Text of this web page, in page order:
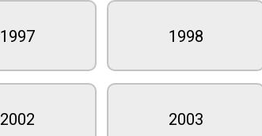
1997 1998
2002 2003